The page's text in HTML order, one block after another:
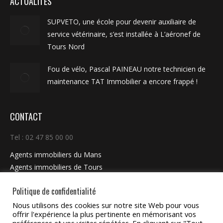
SUPVETO, une école pour devenir auxiliaire de
service vétérinaire, s’est installée à L’aéronef de
Tours Nord
Fou de vélo, Pascal PAINEAU notre technicien de
maintenance TAT Immobilier a encore frappé !
CONTACT
Tel : 02 47 85 00 00
Agents immobiliers du Mans
Agents immobiliers de Tours
TAT GROUP
Politique de confidentialité
Nous utilisons des cookies sur notre site Web pour vous
offrir l'expérience la plus pertinente en mémorisant vos